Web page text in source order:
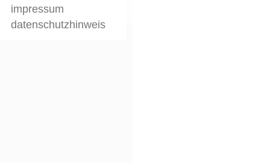
impressum
datenschutzhinweis